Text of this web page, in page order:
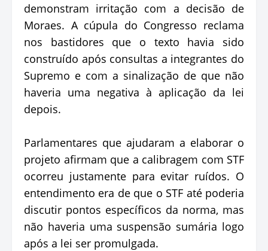
demonstram irritação com a decisão de
Moraes. A cúpula do Congresso reclama
nos bastidores que o texto havia sido
construído após consultas a integrantes do
Supremo e com a sinalização de que não
haveria uma negativa à aplicação da lei
depois.
Parlamentares que ajudaram a elaborar o
projeto afirmam que a calibragem com STF
ocorreu justamente para evitar ruídos. O
entendimento era de que o STF até poderia
discutir pontos específicos da norma, mas
não haveria uma suspensão sumária logo
após a lei ser promulgada.